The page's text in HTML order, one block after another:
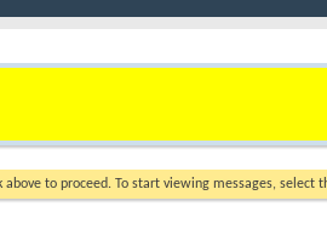
above to proceed. To start viewing messages,